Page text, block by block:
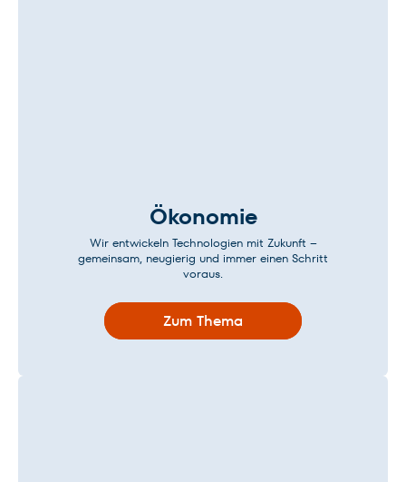
Ökonomie
Wir entwickeln Technologien mit Zukunft –
gemeinsam, neugierig und immer einen Schritt
voraus.
Zum Thema